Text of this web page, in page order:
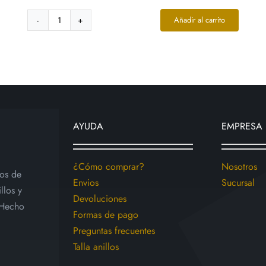
Dije
Cruzadas
Añadir al carrito
de
y
AYUDA
¿Cómo comprar?
Envios
Devoluciones
Formas de pago
Preguntas frecuentes
Talla anillos
EMPRESA
Nosotros
Sucursal